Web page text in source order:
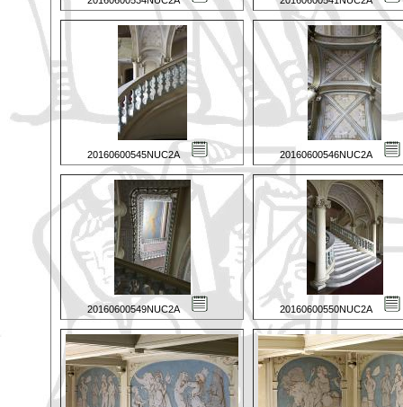
20160600545NUC2A 20160600546NUC2A
20160600549NUC2A 20160600550NUC2A